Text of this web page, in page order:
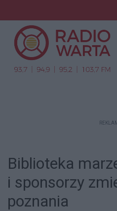
Biblioteka
i sponsorzy
poznania